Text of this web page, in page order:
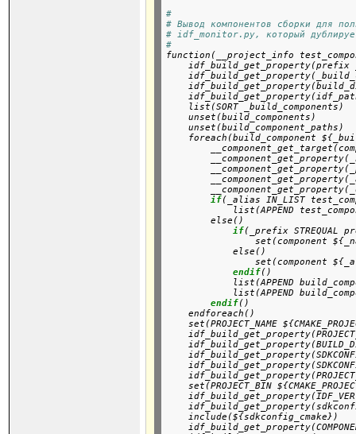
#
# Вывод компонентов сборки для
# idf_monitor.py, который
#
function(__project_info
idf_build_get_property(prefix
    list(SORT _build_components)
    unset(build_components)
    unset(build_component_paths)
foreach(build_component
if(_alias IN_LIST
list(APPEND
        else()
if(_prefix STREQUAL
set(component
            else()
set(component
endif()
list(APPEND
list(APPEND
endif()
    endforeach()
set(PROJECT_NAME
set(PROJECT_BIN
    include(${sdkconfig_cmake})